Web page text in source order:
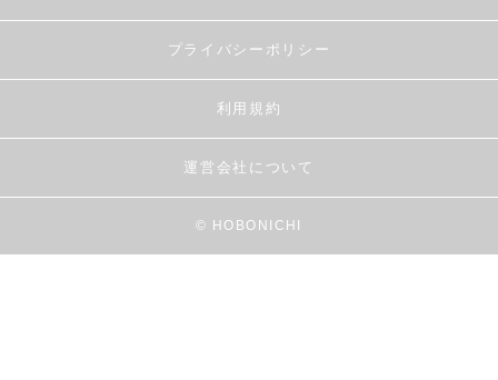
プライバシーポリシー
利用規約
運営会社について
© HOBONICHI